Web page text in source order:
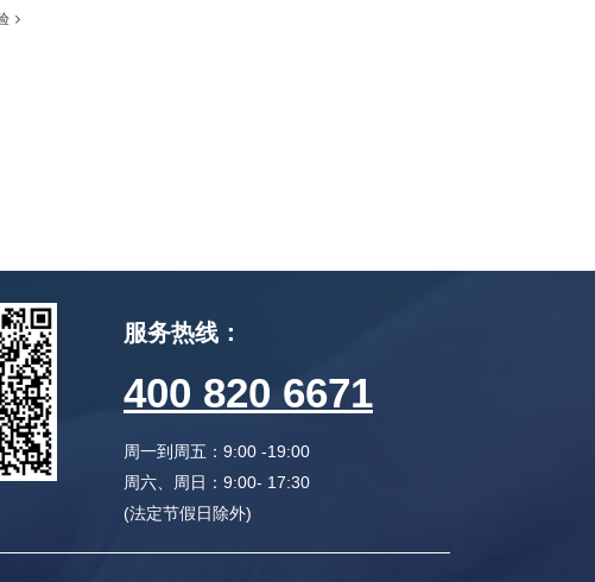
服务热线：
400 820 6671
周一到周五： 9:00 -19:00
周六、周日： 9:00- 17:30
(法定节假日除外)